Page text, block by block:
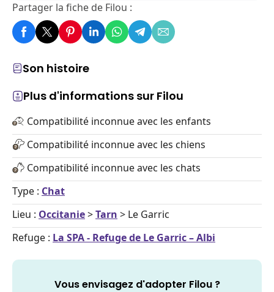
Son histoire
Plus d'informations sur Filou
Compatibilité inconnue avec les enfants
Compatibilité inconnue avec les chiens
Compatibilité inconnue avec les chats
Type : Chat
Lieu : Occitanie>Tarn > Le Garric
Refuge : La SPA - Refuge de Le Garric – Albi
Vous envisagez d'adopter Filou ?
Partager la fiche de Filou :